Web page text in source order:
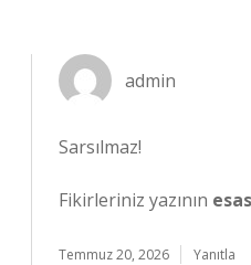
admin
Sarsılmaz!
Fikirleriniz yazının
Temmuz 20, 2026 Yanıtla